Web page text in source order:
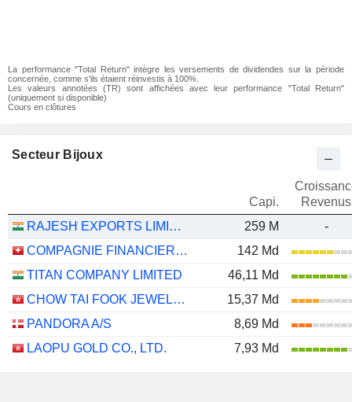
La performance "Total Return" intègre les versements de dividendes sur la période
concernée, comme s'ils étaient réinvestis à 100%.
Les valeurs annotées (TR) sont affichées avec leur performance "Total Return"
(uniquement si disponible)
Cours en clôtures
Secteur Bijoux
Capi.
Revenus
RAJESH EXPORTS LIMITED
259 M
-
COMPAGNIE FINANCIERE RICHEMONT
142 Md
TITAN COMPANY LIMITED
46,11 Md
CHOW TAI FOOK JEWELLERY GROUP LIMITED
15,37 Md
PANDORA A/S
8,69 Md
LAOPU GOLD CO., LTD.
7,93 Md